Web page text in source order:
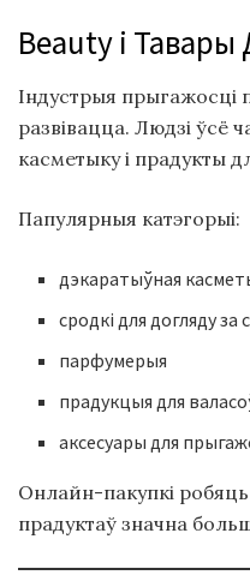
Beauty і
Індустрыя прыгажосці
развівацца. Людзі ўсё
касметыку і прадукты
Папулярныя катэгорыі:
дэкаратыўная
сродкі для догляду за
парфумерыя
прадукцыя для
аксесуары для
Онлайн-пакупкі
прадуктаў значна